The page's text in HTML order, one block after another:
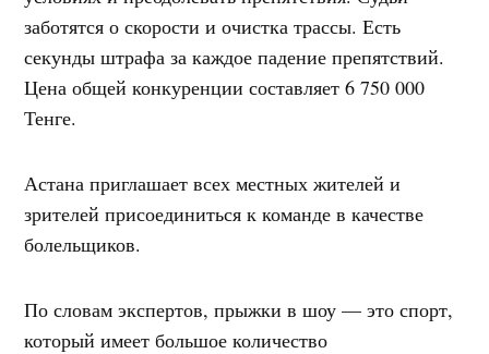
заботятся о скорости и очистка трассы. Есть
секунды штрафа за каждое падение препятствий.
Цена общей конкуренции составляет 6 750 000
Тенге.
Астана приглашает всех местных жителей и
зрителей присоединиться к команде в качестве
болельщиков.
По словам экспертов, прыжки в шоу — это спорт,
который имеет большое количество